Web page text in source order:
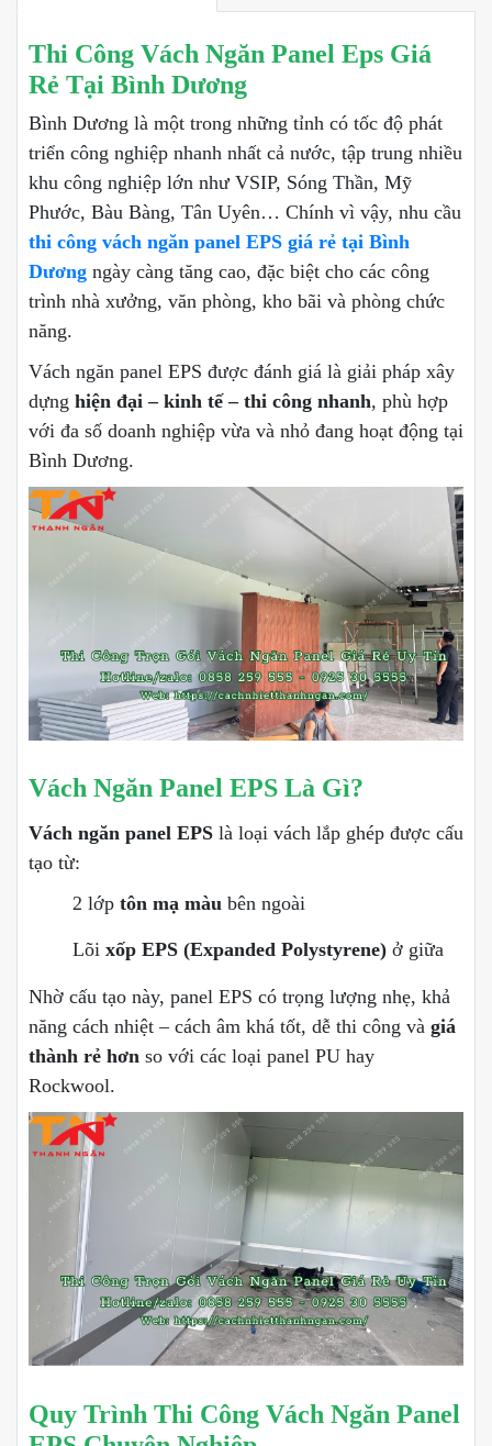
Thi Công Vách Ngăn Panel Eps Giá
Rẻ Tại Bình Dương
Bình Dương là một trong những tỉnh có tốc độ phát
triển công nghiệp nhanh nhất cả nước, tập trung nhiều
khu công nghiệp lớn như VSIP, Sóng Thần, Mỹ
Phước, Bàu Bàng, Tân Uyên… Chính vì vậy, nhu cầu
thi công vách ngăn panel EPS giá rẻ tại Bình
Dương ngày càng tăng cao, đặc biệt cho các công
trình nhà xưởng, văn phòng, kho bãi và phòng chức
năng.
Vách ngăn panel EPS được đánh giá là giải pháp xây
dựng hiện đại – kinh tế – thi công nhanh, phù hợp
với đa số doanh nghiệp vừa và nhỏ đang hoạt động tại
Bình Dương.
Vách Ngăn Panel EPS Là Gì?
Vách ngăn panel EPS là loại vách lắp ghép được cấu
tạo từ:
2 lớp tôn mạ màu bên ngoài
Lõi xốp EPS (Expanded Polystyrene) ở giữa
Nhờ cấu tạo này, panel EPS có trọng lượng nhẹ, khả
năng cách nhiệt – cách âm khá tốt, dễ thi công và giá
thành rẻ hơn so với các loại panel PU hay
Rockwool.
Quy Trình Thi Công Vách Ngăn Panel